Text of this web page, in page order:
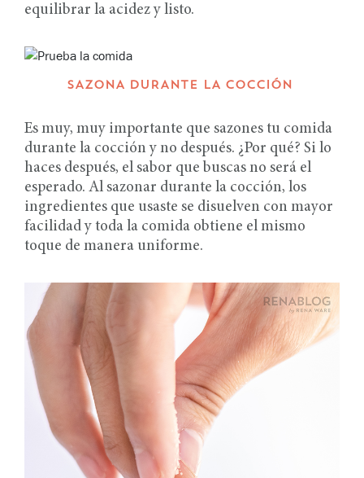
equilibrar la acidez y listo.
SAZONA DURANTE LA COCCIÓN
Es muy, muy importante que sazones tu comida
durante la cocción y no después. ¿Por qué? Si lo
haces después, el sabor que buscas no será el
esperado. Al sazonar durante la cocción, los
ingredientes que usaste se disuelven con mayor
facilidad y toda la comida obtiene el mismo
toque de manera uniforme.